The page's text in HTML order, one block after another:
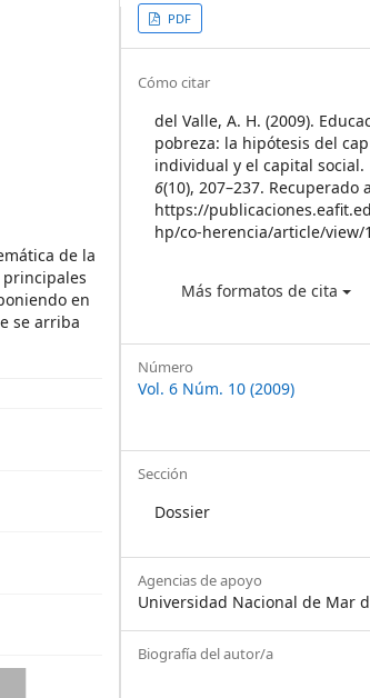
de la
en
se arriba
Article
Sidebar
PDF
Article
Details
Cómo citar
del Valle, A. H. (2009).
pobreza: la hipótesis del
individual y el capital social.
6(10), 207–237. Recuperado
https://
hp/co-herencia/article/view/
Más formatos de cita
Número
Vol. 6 Núm. 10 (2009)
Sección
Dossier
Agencias de apoyo
Universidad Nacional de Mar
Biografía del autor/a